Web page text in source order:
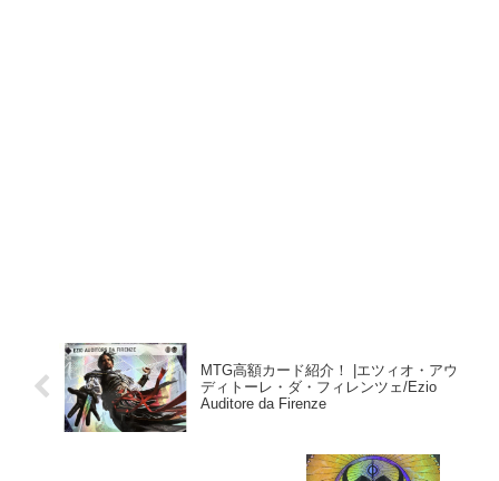
MTG高額カード紹介！ |エツィオ・アウ
ディトーレ・ダ・フィレンツェ/Ezio
Auditore da Firenze